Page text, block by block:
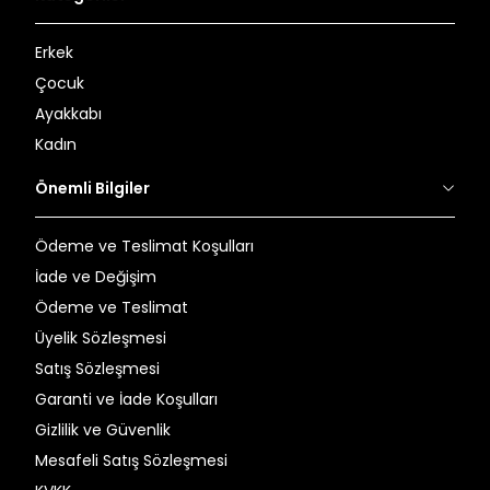
Hem yaz hem kış aylarında kullanıma uygundur.
4. Görünmez (Patik) Çorap
Ayakkabı içinde görünmez, özellikle loafer ve sneaker tarzı
ayakkabılarla kullanılır.
Silikonlu topuk kısmı sayesinde kaymaz.
Yaz aylarının favori çorap modelidir.
5. Termal Çorap
Soğuk havalarda ayakları sıcak tutmak için özel olarak
tasarlanır.
Kalın dokulu, içi yumuşak astarlı olabilir.
Outdoor ayakkabılarla uyumludur.
Erkek
Çocuk
Ayakkabı
Kadın
Önemli Bilgiler
Ödeme ve Teslimat Koşulları
İade ve Değişim
Ödeme ve Teslimat
Üyelik Sözleşmesi
Satış Sözleşmesi
Garanti ve İade Koşulları
Gizlilik ve Güvenlik
Mesafeli Satış Sözleşmesi